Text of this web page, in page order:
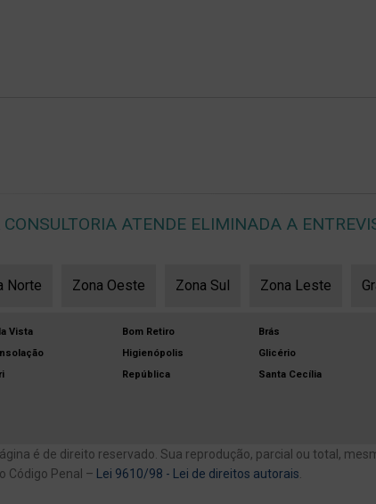
CONSULTORIA ATENDE ELIMINADA A
Norte Zona Oeste Zona Sul Zona Leste
Vista Bom Retiro Brás
Higienópolis Glicério
República Santa Cecília
é de direito reservado. Sua reprodução, parcial ou total,
Código Penal –
Lei 9610/98 - Lei de direitos autorais